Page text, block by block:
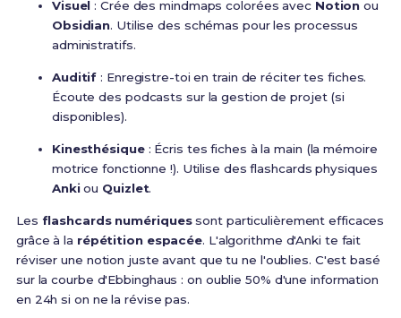
Visuel : Crée des mindmaps colorées avec Notion ou
Obsidian. Utilise des schémas pour les processus
administratifs.
Auditif : Enregistre-toi en train de réciter tes fiches.
Écoute des podcasts sur la gestion de projet (si
disponibles).
Kinesthésique: Écris tes fiches à la main (la mémoire
motrice fonctionne !). Utilise des flashcards physiques
Ankiou Quizlet.
Les flashcards numériquessont particulièrement efficaces
grâce à la répétition espacée. L'algorithme d'Anki te fait
réviser une notion juste avant que tu ne l'oublies. C'est basé
sur la courbe d'Ebbinghaus : on oublie 50% d'une information
en 24h si on ne la révise pas.